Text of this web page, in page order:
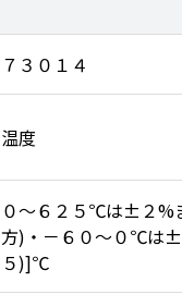
７３０１４
温度
０～６２５℃は±２
方)・－６０～０℃は
５)]℃